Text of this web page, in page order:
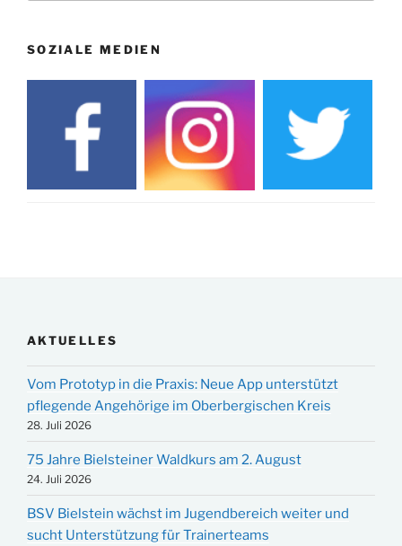
SOZIALE MEDIEN
AKTUELLES
Vom Prototyp in die Praxis: Neue App unterstützt
pflegende Angehörige im Oberbergischen Kreis
28. Juli 2026
75 Jahre Bielsteiner Waldkurs am 2. August
24. Juli 2026
BSV Bielstein wächst im Jugendbereich weiter und
sucht Unterstützung für Trainerteams